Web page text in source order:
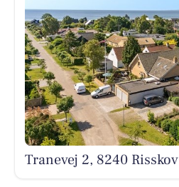
Tranevej 2, 8240 Risskov